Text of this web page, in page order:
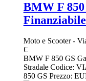
BMW F
Finanziabile
Moto e Scooter-
€
BMW F 850 GS
Stradale Codice:
850 GS Prezzo: